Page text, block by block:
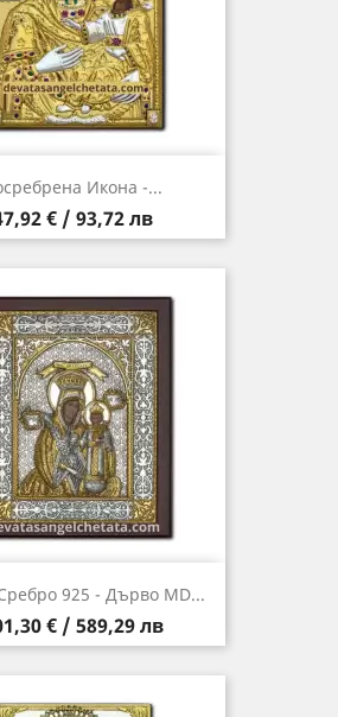
Икона -...
€ / 93,72 лв
925 - Дърво MD...
€ / 589,29 лв